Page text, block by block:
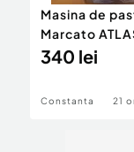
Masina de
Marcato
RED
340 lei
Constanta 21